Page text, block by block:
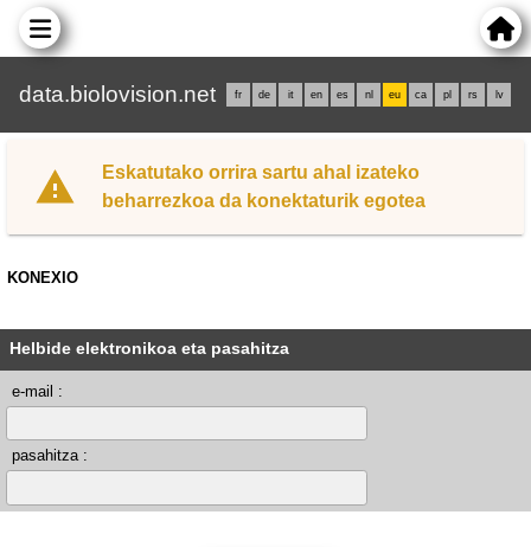
data.biolovision.net fr de it en es nl eu ca pl rs lv
Eskatutako orrira sartu ahal izateko
beharrezkoa da konektaturik egotea
KONEXIO
Helbide elektronikoa eta pasahitza
e-mail :
pasahitza :